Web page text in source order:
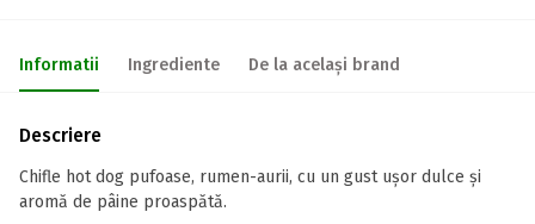
Informatii Ingrediente De la același brand
Descriere
Chifle hot dog pufoase, rumen-aurii, cu un gust ușor dulce și
aromă de pâine proaspătă.